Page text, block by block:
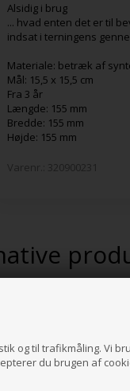
og til trafikmåling. Vi
du brugen af
Alsidig i brug
... hvad enten det er til
indsat i terningens
Materiale: betræk af
Mål: 15,5 x 15,5 cm
Fra 3 år
Længde: 155 mm
Bredde: 155 mm
Højde: 155 mm
Varenr.: 320900231